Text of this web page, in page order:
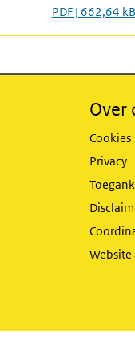
PDF | 662,64 kB
Over
Cookies
Privacy